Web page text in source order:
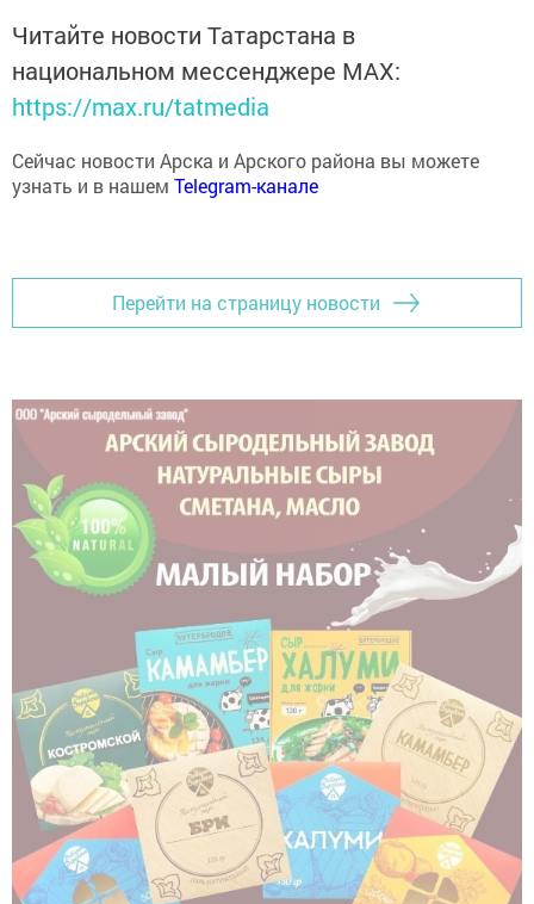
Читайте новости Татарстана в
национальном мессенджере MАХ:
https://max.ru/tatmedia
Сейчас новости Арска и Арского района вы можете
узнать и в нашем Telegram-канале
Перейти на страницу новости